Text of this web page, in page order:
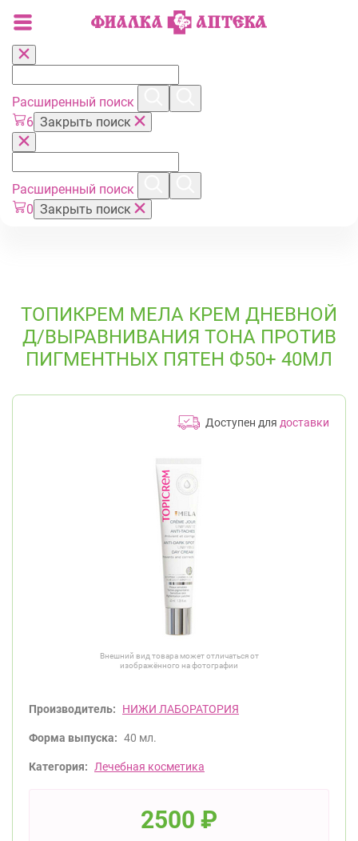
Расширенный поиск
6 Закрыть поиск
Расширенный поиск
0 Закрыть поиск
ТОПИКРЕМ МЕЛА КРЕМ ДНЕВНОЙ
Д/ВЫРАВНИВАНИЯ ТОНА ПРОТИВ
ПИГМЕНТНЫХ ПЯТЕН Ф50+ 40МЛ
Доступен для доставки
Внешний вид товара может отличаться от
изображённого на фотографии
Производитель: НИЖИ ЛАБОРАТОРИЯ
Форма выпуска: 40 мл.
Категория: Лечебная косметика
2500 ₽